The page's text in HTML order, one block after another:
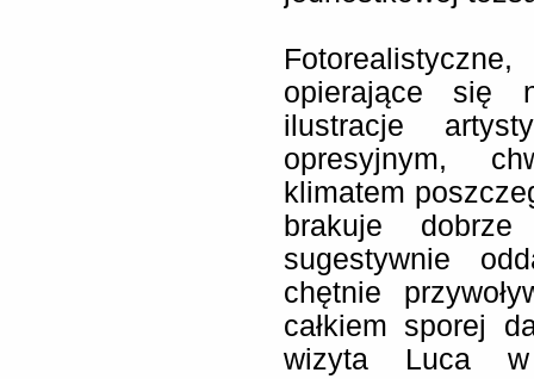
opierające się
ilustracje
opresyjnym,
klimatem
brakuje
sugestywnie
chętnie
całkiem sporej
wizyta Luca w